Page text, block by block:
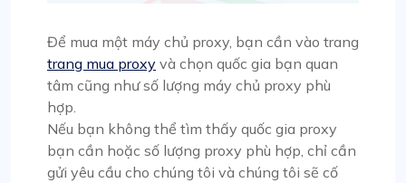
Để mua một máy chủ proxy, bạn cần vào trang
trang mua proxy và chọn quốc gia bạn quan
tâm cũng như số lượng máy chủ proxy phù
hợp.
Nếu bạn không thể tìm thấy quốc gia proxy
bạn cần hoặc số lượng proxy phù hợp, chỉ cần
gửi yêu cầu cho chúng tôi và chúng tôi sẽ cố